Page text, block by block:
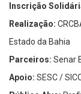
Inscrição
Realização:
Estado da Bahia
Parceiros: Senar
Apoio: SESC /